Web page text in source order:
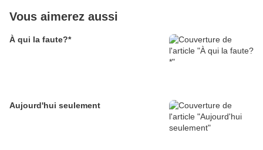
Vous aimerez aussi
À qui la faute?*
Aujourd'hui seulement